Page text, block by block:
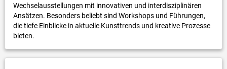
Wechselausstellungen mit innovativen und interdisziplinären
Ansätzen. Besonders beliebt sind Workshops und Führungen,
die tiefe Einblicke in aktuelle Kunsttrends und kreative Prozesse
bieten.